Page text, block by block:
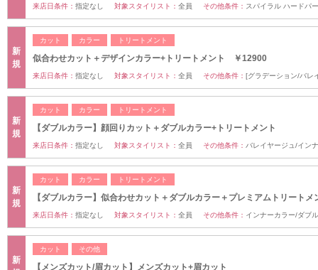
来店日条件： 指定なし 対象スタイリスト： 全員 その他条件： スパイラル ハードパ
新
規
カット カラー トリートメント
似合わせカット＋デザインカラー+トリートメント ￥12900
来店日条件： 指定なし 対象スタイリスト： 全員 その他条件： [グラデーション/バレ
新
規
カット カラー トリートメント
【ダブルカラー】顔回りカット＋ダブルカラー+トリートメント
来店日条件： 指定なし 対象スタイリスト： 全員 その他条件： バレイヤージュ/イン
新
規
カット カラー トリートメント
【ダブルカラー】似合わせカット＋ダブルカラー＋プレミアムトリートメ
来店日条件： 指定なし 対象スタイリスト： 全員 その他条件： インナーカラー/ダブ
新
カット その他
【メンズカット/眉カット】メンズカット+眉カット